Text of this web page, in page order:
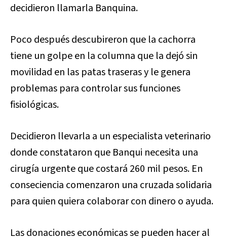
decidieron llamarla Banquina.
Poco después descubireron que la cachorra
tiene un golpe en la columna que la dejó sin
movilidad en las patas traseras y le genera
problemas para controlar sus funciones
fisiológicas.
Decidieron llevarla a un especialista veterinario
donde constataron que Banqui necesita una
cirugía urgente que costará 260 mil pesos. En
conseciencia comenzaron una cruzada solidaria
para quien quiera colaborar con dinero o ayuda.
Las donaciones económicas se pueden hacer al